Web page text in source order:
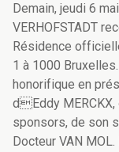
Demain, jeudi 6
VERHOFSTADT
Résidence
1 à 1000
honorifique en
dEddy MERCKX,
sponsors, de son
Docteur VAN